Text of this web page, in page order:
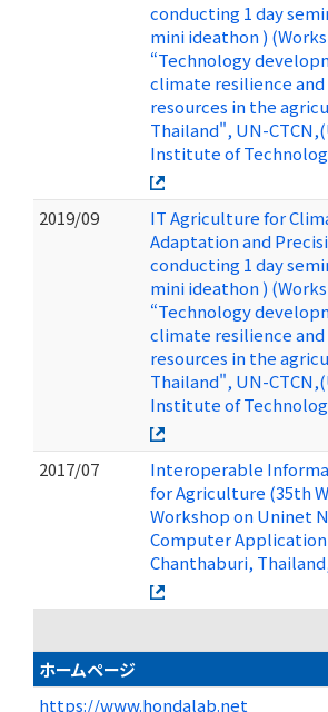
conducting 1 day
mini ideathon )
“Technology
climate resilience
resources in the
Thailand", UN-
Institute of
2019/09
IT Agriculture for
Adaptation and
conducting 1 day
mini ideathon )
“Technology
climate resilience
resources in the
Thailand", UN-
Institute of
2017/07
Interoperable
for Agriculture (35th
Workshop on Uninet
Computer
Chanthaburi,
ホームページ
https://www.hondalab.net